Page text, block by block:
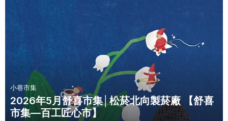
小巷市集
2026年5月舒喜市集│松菸北向製菸廠 【舒喜
市集—百工匠心市】